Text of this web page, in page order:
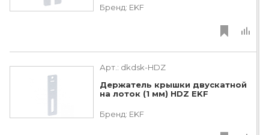
Бренд: EKF
Арт.: dkdsk-HDZ
Держатель крышки двускатной
на лоток (1 мм) HDZ EKF
Бренд: EKF